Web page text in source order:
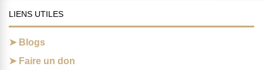
LIENS UTILES
Blogs
Faire un don